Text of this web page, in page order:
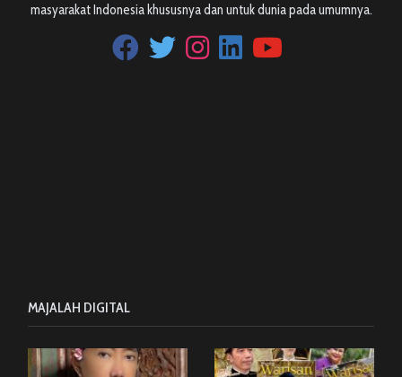
masyarakat Indonesia khususnya dan untuk dunia pada umumnya.
MAJALAH DIGITAL